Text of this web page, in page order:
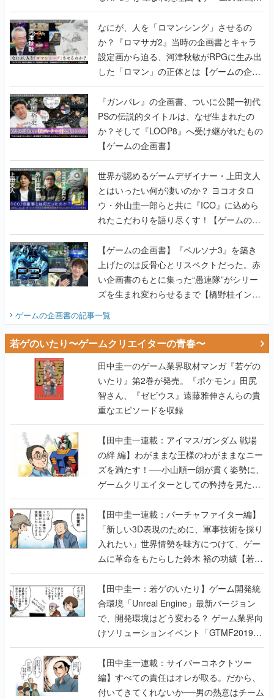
設定画から迫る、河津秋敏がRPGに生み出
した「ロマン」の正体とは【ゲームの企画
書】
『ガンパレ』の企画書、ついに公開━初代
PSの伝説的タイトルは、なぜ生まれたの
か？そして『LOOP8』へ受け継がれたもの
【ゲームの企画書】
世界が認めるゲームデザイナー・上田文人
とはいったい何が凄いのか？ ヨコオタロ
ウ・外山圭一郎らと共に『ICO』に込めら
れたこだわりを語り尽くす！【ゲームの企
画書】
【ゲームの企画書】『ペルソナ3』を築き
上げたのは反骨心とリスペクトだった。赤
い企画書のもとに集った“愚連隊”がシリー
ズを生まれ変わらせるまで【橋野桂インタ
ビュー】
ゲームの企画書の記事一覧
若ゲのいたり〜ゲームクリエイターの青春〜
田中圭一のゲーム業界取材マンガ『若ゲの
いたり』第2巻が発売。『ポケモン』田尻
智さん、『ゼビウス』遠藤雅伸さんらの貴
重なエピソードを収録
【田中圭一連載：アイマス/ガンダム 戦場
の絆 編】わがままな王様のわがままなニー
ズを満たす！──小山順一朗が貫く姿勢に、
ゲームクリエイターとしての矜持を見た
【若ゲのいたり最終回】
【田中圭一連載：バーチャファイター編】
「新しい3D表現のために、軍事技術を採り
入れたい」世界情勢を味方につけて、ゲー
ムに革命をもたらした鈴木 裕の功績【若ゲ
のいたり】
【田中圭一：若ゲのいたり】ゲーム開発統
合環境「Unreal Engine」最新バージョン
で、開発環境はどう変わる？ ゲーム業界向
けソリューションイベント「GTMF2019」
に行って、より理解を深めよう【PR】
【田中圭一連載：サイバーコネクトツー
編】すべての責任はオレが取る。だから、
付いてきてくれないか──男の熱意はチーム
解散の危機を救い、『.hack』成功の活路を
開く。業界の快男児・松山 洋に流れる血は
『少年ジャンプ』色だった【若ゲのいた
若ゲのいたり〜ゲームクリエイターの青春〜の記事一覧